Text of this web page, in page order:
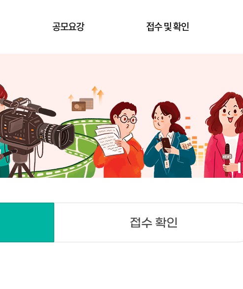
공모요강 접수 및 확인
접수 확인